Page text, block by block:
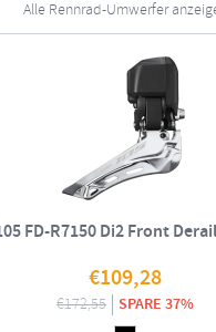
Alle Rennrad-Umwerfer
FD-R7150 Di2 Front
€109,28
€172,55 SPARE 37%